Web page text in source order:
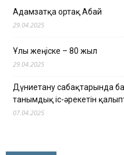
Адамзатқа ортақ Абай
29.04.2025
Ұлы жеңіске – 80 жыл
29.04.2025
Дүниетану сабақтарында
танымдық іс-әрекетін
07.04.2025